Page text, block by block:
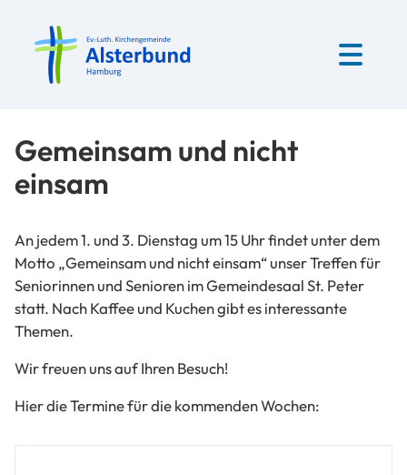
Gemeinsam und nicht
einsam
An jedem 1. und 3. Dienstag um 15 Uhr findet unter dem
Motto „Gemeinsam und nicht einsam“ unser Treffen für
Seniorinnen und Senioren im Gemeindesaal St. Peter
statt. Nach Kaffee und Kuchen gibt es interessante
Themen.
Wir freuen uns auf Ihren Besuch!
Hier die Termine für die kommenden Wochen: